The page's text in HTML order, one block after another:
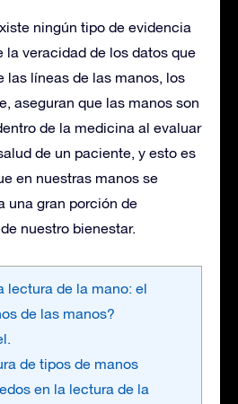
ningún tipo de evidencia
veracidad de los datos que
las líneas de las manos, los
aseguran que las manos son
de la medicina al evaluar
de un paciente, y esto es
en nuestras manos se
una gran porción de
nuestro bienestar.
lectura de la mano: el
de las manos?
de tipos de manos
en la lectura de la